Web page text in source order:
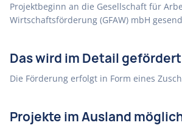
Projektbeginn an die Gesellschaft für
Wirtschaftsförderung (GFAW) mbH
Das wird im Detail gefördert
Die Förderung erfolgt in Form eines
Projekte im Ausland